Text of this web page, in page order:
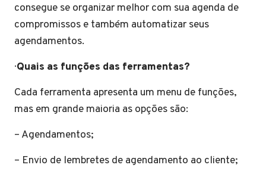
consegue se organizar melhor com sua agenda de
compromissos e também automatizar seus
agendamentos.
·Quais as funções das ferramentas?
Cada ferramenta apresenta um menu de funções,
mas em grande maioria as opções são:
– Agendamentos;
– Envio de lembretes de agendamento ao cliente;